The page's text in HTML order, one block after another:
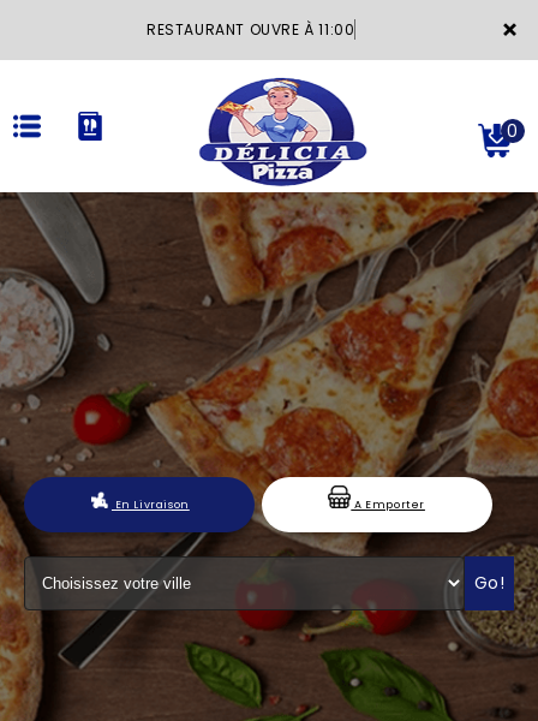
×
RESTAURANT OUVRE À 11:00
ACCUEIL
LA CARTE
VOTRE COMPTE
NOTRE RESTAURANT
VOS AVIS
MENTIONS LÉGALES
C.G.V
0
En Livraison A Emporter
Go!